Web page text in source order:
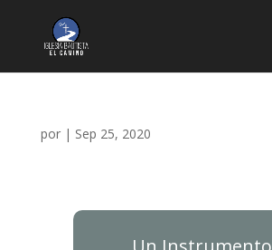
por | Sep 25, 2020